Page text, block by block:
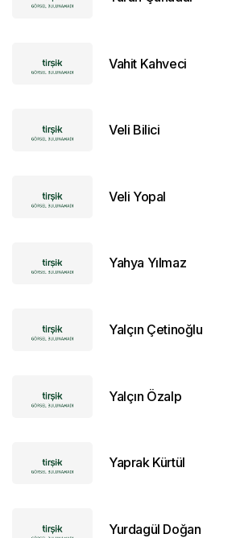
Vahit Kahveci
Veli Bilici
Veli Yopal
Yahya Yılmaz
Yalçın Çetinoğlu
Yalçın Özalp
Yaprak Kürtül
Yurdagül Doğan